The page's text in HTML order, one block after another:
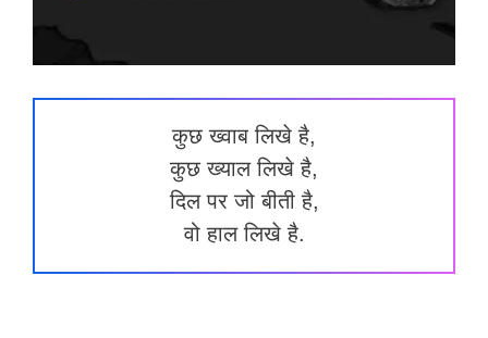
कुछ ख्वाब लिखे है,
कुछ ख्याल लिखे है,
दिल पर जो बीती है,
वो हाल लिखे है.